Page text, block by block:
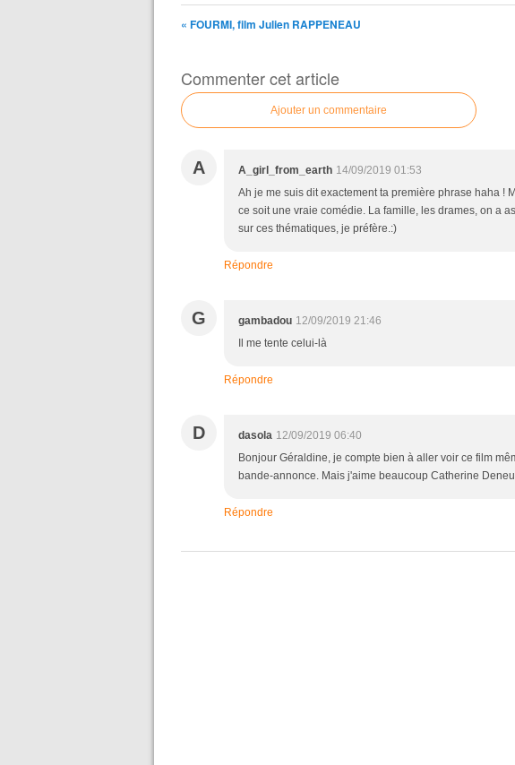
« FOURMI, film Julien RAPPENEAU
Commenter cet article
Ajouter un commentaire
A A_girl_from_earth 14/09/2019 01:53
Ah je me suis dit exactement ta première phrase haha !
ce soit une vraie comédie. La famille, les drames, on a
sur ces thématiques, je préfère.:)
Répondre
G gambadou 12/09/2019 21:46
Il me tente celui-là
Répondre
D dasola 12/09/2019 06:40
Bonjour Géraldine, je compte bien à aller voir ce film
bande-annonce. Mais j'aime beaucoup Catherine
Répondre